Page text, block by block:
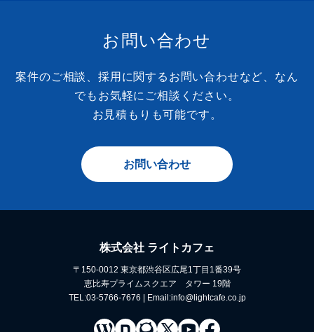
お問い合わせ
案件のご相談、採用に関するお問い合わせなど、なん
でもお気軽にご相談ください。
お見積もりも可能です。
お問い合わせ
株式会社 ライトカフェ
〒150-0012 東京都渋谷区広尾1丁目1番39号
恵比寿プライムスクエア タワー 19階
TEL:03-5766-7676 | Email:info@lightcafe.co.jp